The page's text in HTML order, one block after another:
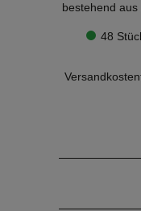
bestehend aus
Plug & Play
48